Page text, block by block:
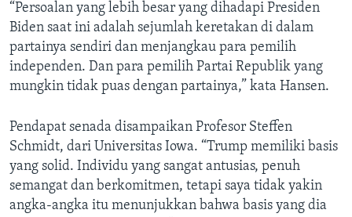
“Persoalan yang lebih besar yang dihadapi Presiden
Biden saat ini adalah sejumlah keretakan di dalam
partainya sendiri dan menjangkau para pemilih
independen. Dan para pemilih Partai Republik yang
mungkin tidak puas dengan partainya,” kata Hansen.
Pendapat senada disampaikan Profesor Steffen
Schmidt, dari Universitas Iowa. “Trump memiliki basis
yang solid. Individu yang sangat antusias, penuh
semangat dan berkomitmen, tetapi saya tidak yakin
angka-angka itu menunjukkan bahwa basis yang dia